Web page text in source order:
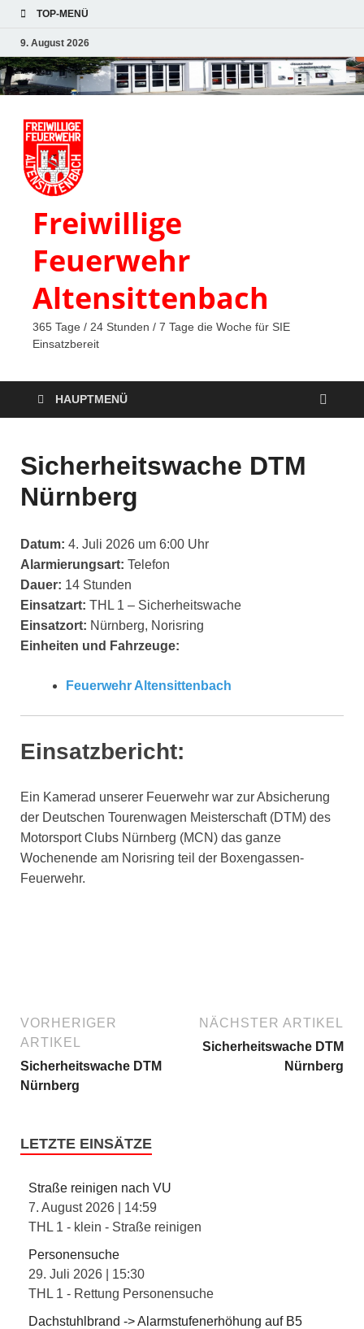
TOP-MENÜ
9. August 2026
Freiwillige
Feuerwehr
Altensittenbach
365 Tage / 24 Stunden / 7 Tage die Woche für SIE
Einsatzbereit
HAUPTMENÜ
Sicherheitswache DTM
Nürnberg
Datum: 4. Juli 2026 um 6:00 Uhr
Alarmierungsart: Telefon
Dauer: 14 Stunden
Einsatzart: THL 1 – Sicherheitswache
Einsatzort: Nürnberg, Norisring
Einheiten und Fahrzeuge:
Feuerwehr Altensittenbach
Einsatzbericht:
Ein Kamerad unserer Feuerwehr war zur Absicherung
der Deutschen Tourenwagen Meisterschaft (DTM) des
Motorsport Clubs Nürnberg (MCN) das ganze
Wochenende am Norisring teil der Boxengassen-
Feuerwehr.
VORHERIGER
ARTIKEL
Sicherheitswache DTM
Nürnberg
NÄCHSTER ARTIKEL
Sicherheitswache DTM
Nürnberg
LETZTE EINSÄTZE
Straße reinigen nach VU
7. August 2026
14:59
THL 1 - klein - Straße reinigen
Personensuche
29. Juli 2026
15:30
THL 1 - Rettung Personensuche
Dachstuhlbrand -> Alarmstufenerhöhung auf B5